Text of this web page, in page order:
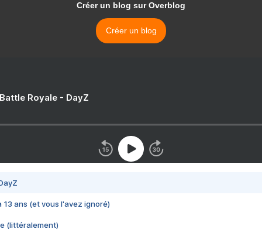
Créer un blog sur Overblog
Créer un blog
Royale - DayZ
13 ans (et vous l'avez ignoré)
(littéralement)